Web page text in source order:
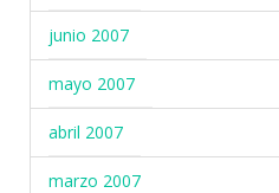
junio 2007
mayo 2007
abril 2007
marzo 2007